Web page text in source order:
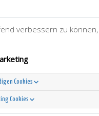
verbessern zu
Cookies
Cookies